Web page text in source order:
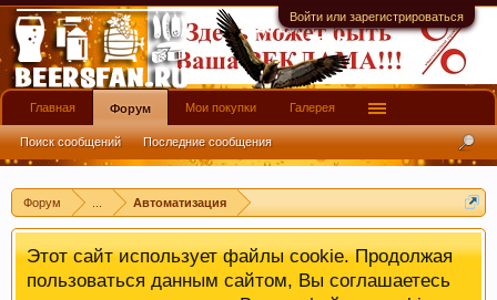
Войти или зарегистрироваться
Форум Автоматизация
прочитатьздесь.
Этот сайт использует файлы cookie. Продолжая
пользоваться данным сайтом, Вы соглашаетесь
Главная Форум
Поиск сообщений Последние сообщения
Мои покупки Галерея